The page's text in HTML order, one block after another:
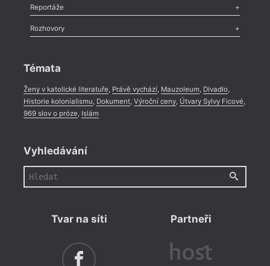
Recenze
Méně slov o próze,Celá rubrika
Reportáže
Literární zítřky
Celá rubrika
Rozhovory
Témata
Ženy v katolické literatuře, Právě vychází, Mauzoleum, Divadlo,
Historie kolonialismu, Dokument, Výroční ceny, Útvary Sylvy Ficové,
969 slov o próze, Islám
Vyhledávání
Tvar na síti Partneři